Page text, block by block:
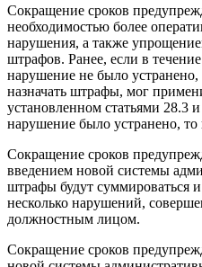
Сокращение сроков
необходимостью более
нарушения, а также
штрафов. Ранее, если в
нарушение не было
назначать штрафы, мог
установленном статьями 28.3
нарушение было устранено, то
Сокращение сроков
введением новой системы
штрафы будут суммироваться
несколько нарушений,
должностным лицом.
Сокращение сроков